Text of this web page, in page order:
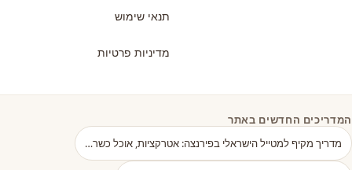
תנאי שימוש
מדיניות פרטיות
המדריכים החדשים באתר
מדריך מקיף למטייל הישראלי בפירנצה: אטרקציות, אוכל כשר…